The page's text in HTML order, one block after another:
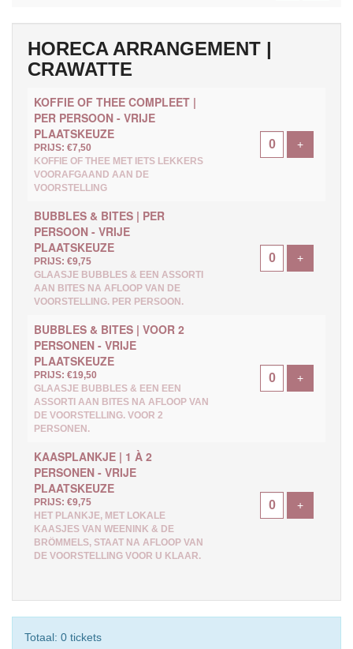
HORECA ARRANGEMENT |
CRAWATTE
KOFFIE OF THEE COMPLEET |
PER PERSOON - VRIJE
PLAATSKEUZE
PRIJS: €7,50
KOFFIE OF THEE MET IETS LEKKERS
VOORAFGAAND AAN DE
VOORSTELLING
+Voeg
BUBBLES & BITES | PER
PERSOON - VRIJE
PLAATSKEUZE
PRIJS: €9,75
GLAASJE BUBBLES & EEN ASSORTI
AAN BITES NA AFLOOP VAN DE
VOORSTELLING. PER PERSOON.
+Voeg
BUBBLES & BITES | VOOR 2
PERSONEN - VRIJE
PLAATSKEUZE
PRIJS: €19,50
GLAASJE BUBBLES & EEN EEN
ASSORTI AAN BITES NA AFLOOP VAN
DE VOORSTELLING. VOOR 2
PERSONEN.
+Voeg
KAASPLANKJE | 1 À 2
PERSONEN - VRIJE
PLAATSKEUZE
PRIJS: €9,75
HET PLANKJE, MET LOKALE
KAASJES VAN WEENINK & DE
BRÖMMELS, STAAT NA AFLOOP VAN
DE VOORSTELLING VOOR U KLAAR.
+Voeg
Totaal: 0 tickets